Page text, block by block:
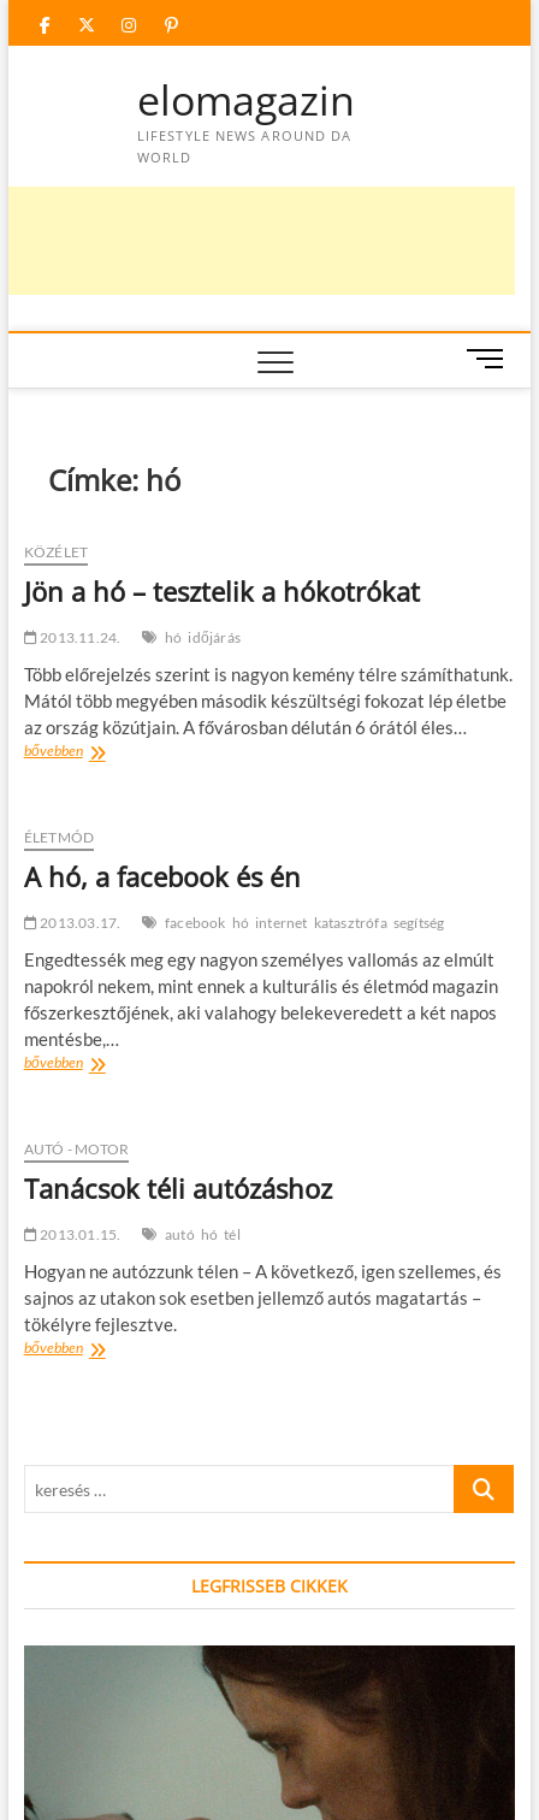
facebooktwitter
instagram
googleplus
pinterest
elomagazin
LIFESTYLE NEWS AROUND DA
WORLD
M
e
Címke: hó
KÖZÉLET
Jön a hó – tesztelik a hókotrókat
2013.11.24. hó időjárás
Több előrejelzés szerint is nagyon kemény télre számíthatunk.
Mától több megyében második készültségi fokozat lép életbe
az ország közútjain. A fővárosban délután 6 órától éles…
bővebbenJön
tesztelik
hókotrókat
ÉLETMÓD
A hó, a facebook és én
2013.03.17. facebook hó internet katasztrófa segítség
Engedtessék meg egy nagyon személyes vallomás az elmúlt
napokról nekem, mint ennek a kulturális és életmód magazin
főszerkesztőjének, aki valahogy belekeveredett a két napos
mentésbe,…
bővebbenA
és
AUTÓ - MOTOR
Tanácsok téli autózáshoz
2013.01.15. autó hó tél
Hogyan ne autózzunk télen – A következő, igen szellemes, és
sajnos az utakon sok esetben jellemző autós magatartás –
tökélyre fejlesztve.
bővebbenTanácsok
keresés
LEGFRISSEB CIKKEK